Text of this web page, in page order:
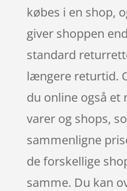
købes i en shop,
giver shoppen
standard
længere returtid.
du online også et
varer og shops,
sammenligne
de forskellige
samme. Du kan